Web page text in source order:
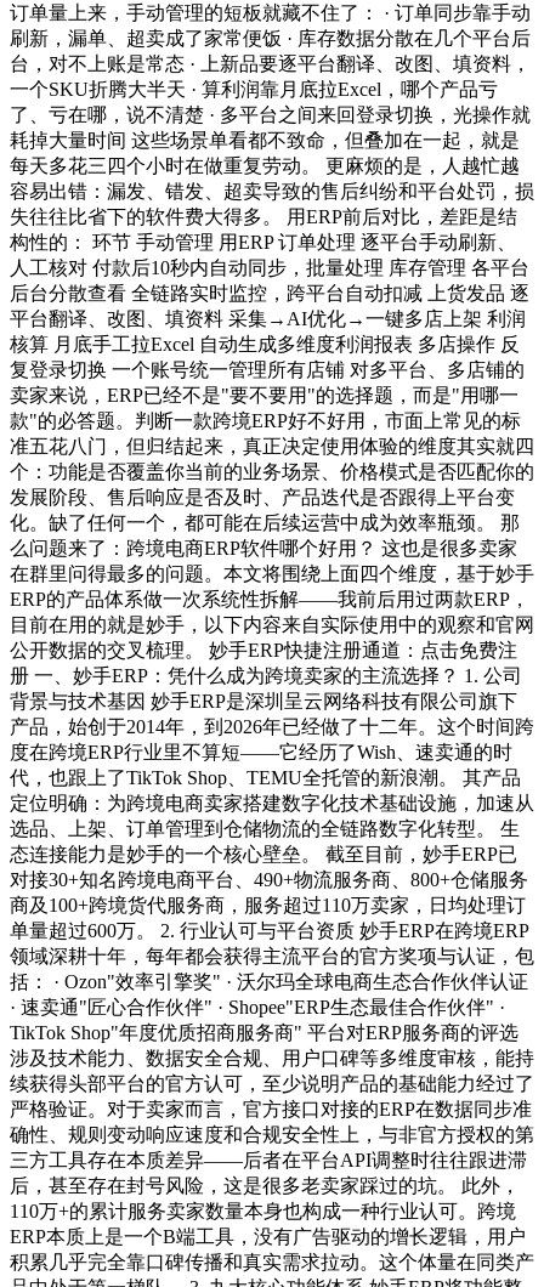
订单量上来，手动管理的短板就藏不住了： · 订单同步靠手动
刷新，漏单、超卖成了家常便饭 · 库存数据分散在几个平台后
台，对不上账是常态 · 上新品要逐平台翻译、改图、填资料，
一个SKU折腾大半天 · 算利润靠月底拉Excel，哪个产品亏
了、亏在哪，说不清楚 · 多平台之间来回登录切换，光操作就
耗掉大量时间 这些场景单看都不致命，但叠加在一起，就是
每天多花三四个小时在做重复劳动。 更麻烦的是，人越忙越
容易出错：漏发、错发、超卖导致的售后纠纷和平台处罚，损
失往往比省下的软件费大得多。 用ERP前后对比，差距是结
构性的： 环节 手动管理 用ERP 订单处理 逐平台手动刷新、
人工核对 付款后10秒内自动同步，批量处理 库存管理 各平台
后台分散查看 全链路实时监控，跨平台自动扣减 上货发品 逐
平台翻译、改图、填资料 采集→AI优化→一键多店上架 利润
核算 月底手工拉Excel 自动生成多维度利润报表 多店操作 反
复登录切换 一个账号统一管理所有店铺 对多平台、多店铺的
卖家来说，ERP已经不是"要不要用"的选择题，而是"用哪一
款"的必答题。判断一款跨境ERP好不好用，市面上常见的标
准五花八门，但归结起来，真正决定使用体验的维度其实就四
个：功能是否覆盖你当前的业务场景、价格模式是否匹配你的
发展阶段、售后响应是否及时、产品迭代是否跟得上平台变
化。缺了任何一个，都可能在后续运营中成为效率瓶颈。 那
么问题来了：跨境电商ERP软件哪个好用？ 这也是很多卖家
在群里问得最多的问题。本文将围绕上面四个维度，基于妙手
ERP的产品体系做一次系统性拆解——我前后用过两款ERP，
目前在用的就是妙手，以下内容来自实际使用中的观察和官网
公开数据的交叉梳理。 妙手ERP快捷注册通道：点击免费注
册 一、妙手ERP：凭什么成为跨境卖家的主流选择？ 1. 公司
背景与技术基因 妙手ERP是深圳呈云网络科技有限公司旗下
产品，始创于2014年，到2026年已经做了十二年。这个时间跨
度在跨境ERP行业里不算短——它经历了Wish、速卖通的时
代，也跟上了TikTok Shop、TEMU全托管的新浪潮。 其产品
定位明确：为跨境电商卖家搭建数字化技术基础设施，加速从
选品、上架、订单管理到仓储物流的全链路数字化转型。 生
态连接能力是妙手的一个核心壁垒。 截至目前，妙手ERP已
对接30+知名跨境电商平台、490+物流服务商、800+仓储服务
商及100+跨境货代服务商，服务超过110万卖家，日均处理订
单量超过600万。 2. 行业认可与平台资质 妙手ERP在跨境ERP
领域深耕十年，每年都会获得主流平台的官方奖项与认证，包
括： · Ozon"效率引擎奖" · 沃尔玛全球电商生态合作伙伴认证
· 速卖通"匠心合作伙伴" · Shopee"ERP生态最佳合作伙伴" ·
TikTok Shop"年度优质招商服务商" 平台对ERP服务商的评选
涉及技术能力、数据安全合规、用户口碑等多维度审核，能持
续获得头部平台的官方认可，至少说明产品的基础能力经过了
严格验证。对于卖家而言，官方接口对接的ERP在数据同步准
确性、规则变动响应速度和合规安全性上，与非官方授权的第
三方工具存在本质差异——后者在平台API调整时往往跟进滞
后，甚至存在封号风险，这是很多老卖家踩过的坑。 此外，
110万+的累计服务卖家数量本身也构成一种行业认可。跨境
ERP本质上是一个B端工具，没有广告驱动的增长逻辑，用户
积累几乎完全靠口碑传播和真实需求拉动。这个体量在同类产